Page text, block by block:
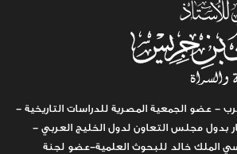
- عضو الجمعية المصرية للدراسات التاريخية -
بدول مجلس التعاون لدول الخليج العربي -
الملك خالد للبحوث العلمية-عضو لجنة